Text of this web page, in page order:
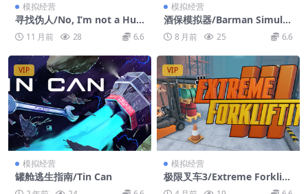
模拟经营
寻找伪人/No, I’m not a Hu
man11 月前 28 6.6
模拟经营
酒保模拟器/Barman Simulat
or 8 月前 25 6.6
VIP
模拟经营
罐舱逃生指南/Tin Can
VIP
模拟经营
极限叉车3/Extreme Forklifti
ng 3